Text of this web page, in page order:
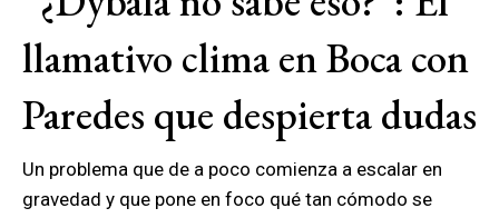
llamativo clima en Boca con
Paredes que despierta dudas
Un problema que de a poco comienza a escalar en
gravedad y que pone en foco qué tan cómodo se